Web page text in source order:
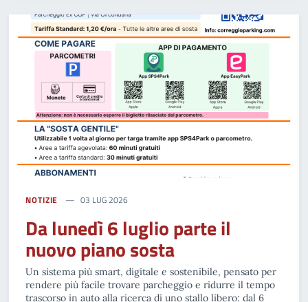
NOTIZIE 03 LUG 2026
Da lunedì 6 luglio parte il
nuovo piano sosta
Un sistema più smart, digitale e sostenibile, pensato per
rendere più facile trovare parcheggio e ridurre il tempo
trascorso in auto alla ricerca di uno stallo libero: dal 6